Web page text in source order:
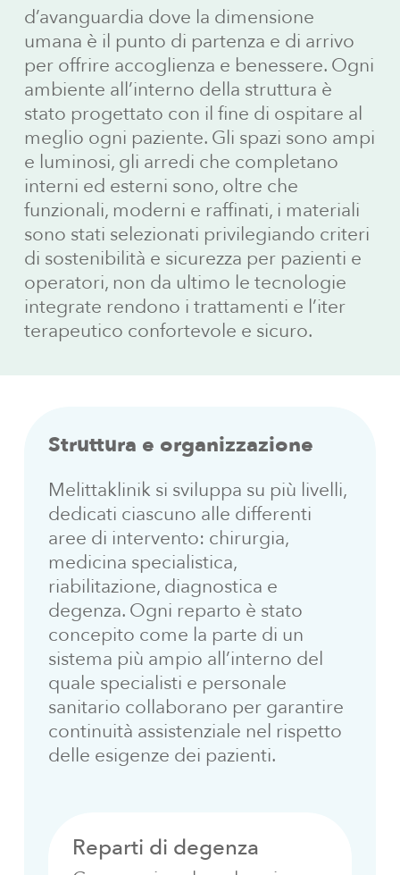
d’avanguardia dove la dimensione
umana è il punto di partenza e di arrivo
per offrire accoglienza e benessere. Ogni
ambiente all’interno della struttura è
stato progettato con il fine di ospitare al
meglio ogni paziente. Gli spazi sono ampi
e luminosi, gli arredi che completano
interni ed esterni sono, oltre che
funzionali, moderni e raffinati, i materiali
sono stati selezionati privilegiando criteri
di sostenibilità e sicurezza per pazienti e
operatori, non da ultimo le tecnologie
integrate rendono i trattamenti e l’iter
terapeutico confortevole e sicuro.
Struttura e organizzazione
Melittaklinik si sviluppa su più livelli,
dedicati ciascuno alle differenti
aree di intervento: chirurgia,
medicina specialistica,
riabilitazione, diagnostica e
degenza. Ogni reparto è stato
concepito come la parte di un
sistema più ampio all’interno del
quale specialisti e personale
sanitario collaborano per garantire
continuità assistenziale nel rispetto
delle esigenze dei pazienti.
Reparti di degenza